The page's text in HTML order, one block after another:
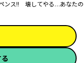
ンス!! 壊してやる…あなたの